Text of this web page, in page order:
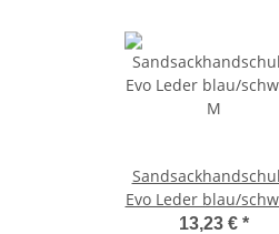
Evo Leder blau/
M
13,23 € *